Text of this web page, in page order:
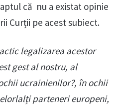
că nu a existat opinie
Curții pe acest subiect.
legalizarea acestor
gest al nostru, al
ucrainienilor?, în ochii
parteneri europeni,